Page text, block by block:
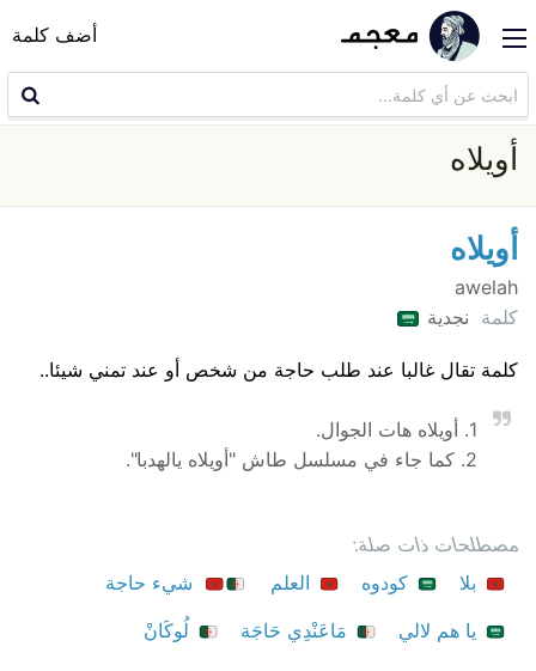
أضف كلمة
أويلاه
أويلاه
awelah
كلمة نجدية
كلمة تقال غالبا عند طلب حاجة من شخص أو عند تمني شيئا..
1. أويلاه هات الجوال.
2. كما جاء في مسلسل طاش "أويلاه يالهدبا".
مصطلحات ذات صلة:
بلا
كودوه العلم
شيء حاجة
يا هم لالي
مَاعَنْدِي حَاجَة لُوكَانْ